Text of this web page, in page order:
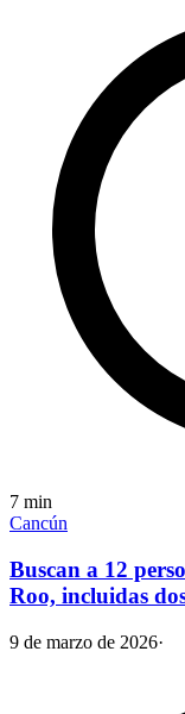
7 min
Cancún
Buscan a 12
Roo, incluidas
9 de marzo de 2026·